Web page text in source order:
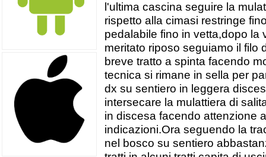
l'ultima cascina seguire la
rispetto alla cimasi restringe
pedalabile fino in vetta,dopo la
meritato riposo seguiamo il filo
breve tratto a spinta facendo
tecnica si rimane in sella per
dx su sentiero in leggera
intersecare la mulattiera di
in discesa facendo attenzione
indicazioni.Ora seguendo la
nel bosco su sentiero